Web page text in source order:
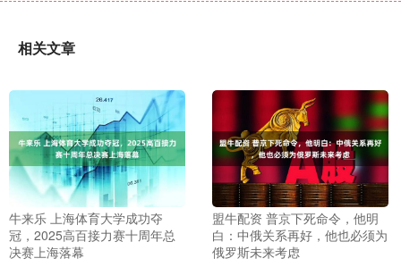
相关文章
牛来乐 上海体育大学成功夺
冠，2025高百接力赛十周年总
决赛上海落幕
盟牛配资 普京下死命令，他明
白：中俄关系再好，他也必须为
俄罗斯未来考虑